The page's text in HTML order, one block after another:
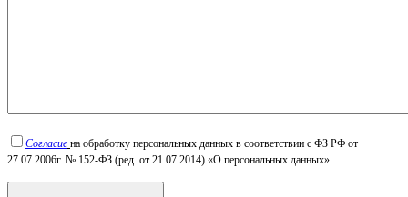
Согласие на обработку персональных данных в соответствии с ФЗ РФ от
27.07.2006г. № 152-ФЗ (ред. от 21.07.2014) «О персональных данных».